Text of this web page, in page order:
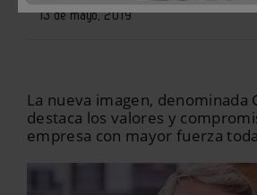
13 de mayo, 2019
La nueva imagen, denominada
destaca los valores y
empresa con mayor fuerza